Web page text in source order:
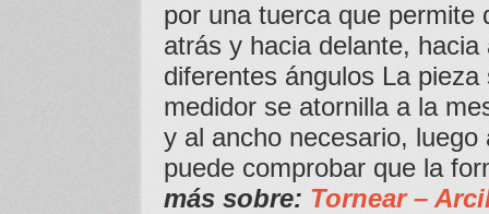
por una tuerca que permite
atrás y hacia delante,
diferentes ángulos La
medidor se atornilla a la
y al ancho necesario,
puede comprobar que la
más sobre: Tornear –